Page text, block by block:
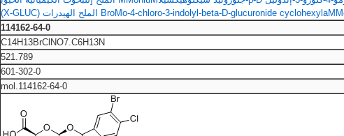
114162-64-0
C14H13BrClNO7.C6H13N
521.789
601-302-0
114162-64-0.mol